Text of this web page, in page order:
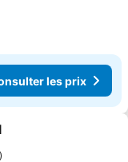
les prix
favoris